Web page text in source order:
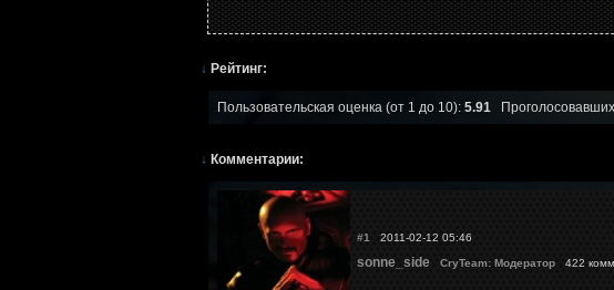
↓ Рейтинг:
Пользовательская оценка (от 1 до 10): 5.91
↓ Комментарии:
#1 2011-02-12 05:46
sonne_side CryTeam: Модератор422